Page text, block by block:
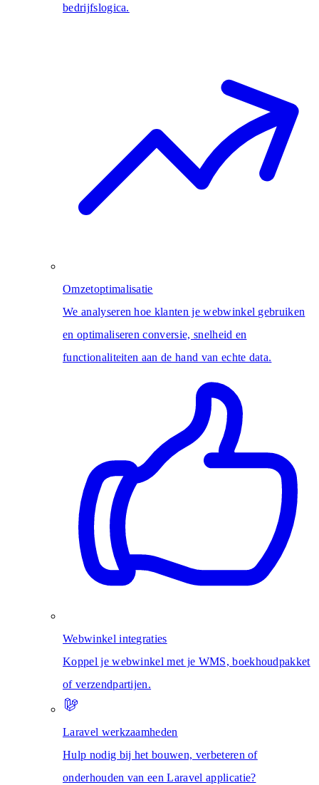
bedrijfslogica.
Omzetoptimalisatie
We analyseren hoe klanten je webwinkel gebruiken
en optimaliseren conversie, snelheid en
functionaliteiten aan de hand van echte data.
Webwinkel integraties
Koppel je webwinkel met je WMS, boekhoudpakket
of verzendpartijen.
Laravel werkzaamheden
Hulp nodig bij het bouwen, verbeteren of
onderhouden van een Laravel applicatie?